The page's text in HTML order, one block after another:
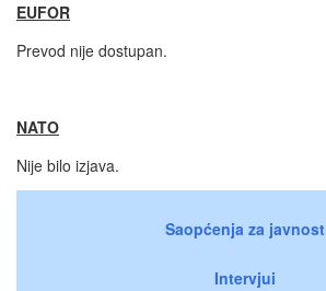
EUFOR
Prevod nije dostupan.
NATO
Nije bilo izjava.
Saopćenja za javnost
Intervjui